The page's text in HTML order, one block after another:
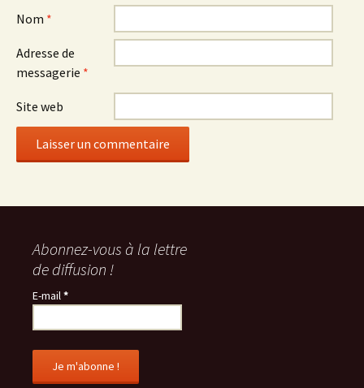
Nom *
Adresse de
messagerie *
Site web
Abonnez-vous à la lettre
de diffusion !
E-mail*